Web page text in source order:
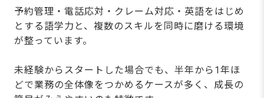
予約管理・電話応対・クレーム対応・英語をはじめ
とする語学力と、複数のスキルを同時に磨ける環境
が整っています。
未経験からスタートした場合でも、半年から1年ほ
どで業務の全体像をつかめるケースが多く、成長の